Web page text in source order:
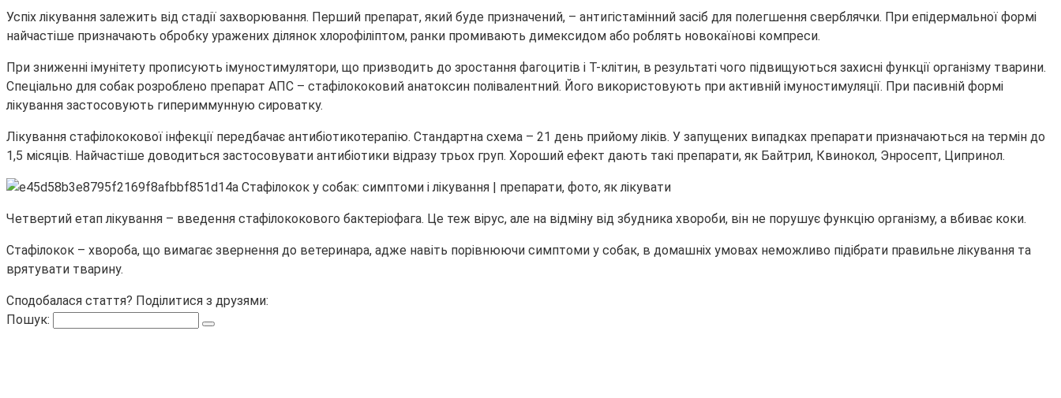
Успіх лікування залежить від стадії захворювання. Перший препарат, який буде призначений, – антигістамінний засіб для полегшення сверблячки. При епідермальної формі
найчастіше призначають обробку уражених ділянок хлорофіліптом, ранки промивають димексидом або роблять новокаїнові компреси.
При зниженні імунітету прописують імуностимулятори, що призводить до зростання фагоцитів і Т-клітин, в результаті чого підвищуються захисні функції організму тварини.
Спеціально для собак розроблено препарат АПС – стафілококовий анатоксин полівалентний. Його використовують при активній імуностимуляції. При пасивній формі
лікування застосовують гипериммунную сироватку.
Лікування стафілококової інфекції передбачає антибіотикотерапію. Стандартна схема – 21 день прийому ліків. У запущених випадках препарати призначаються на термін до
1,5 місяців. Найчастіше доводиться застосовувати антибіотики відразу трьох груп. Хороший ефект дають такі препарати, як Байтрил, Квинокол, Энросепт, Ципринол.
Четвертий етап лікування – введення стафілококового бактеріофага. Це теж вірус, але на відміну від збудника хвороби, він не порушує функцію організму, а вбиває коки.
Стафілокок – хвороба, що вимагає звернення до ветеринара, адже навіть порівнюючи симптоми у собак, в домашніх умовах неможливо підібрати правильне лікування та
врятувати тварину.
Сподобалася стаття? Поділитися з друзями:
Пошук: